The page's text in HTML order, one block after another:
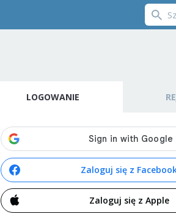
LOGOWANIE
Zaloguj się z
Zaloguj się z Apple